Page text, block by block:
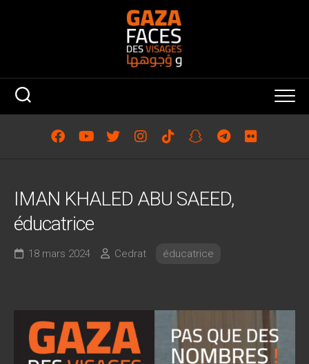
IMAN KHALED ABU SAEED,
éducatrice
18 mars 2024 Cedrat éducatrice